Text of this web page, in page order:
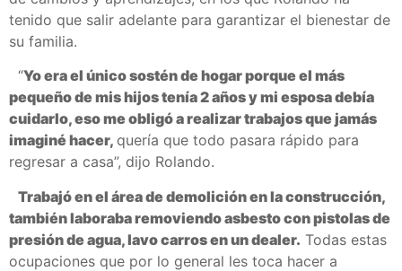
tenido que salir adelante para garantizar el bienestar de
su familia.
“Yo era el único sostén de hogar porque el más
pequeño de mis hijos tenía 2 años y mi esposa debía
cuidarlo, eso me obligó a realizar trabajos que jamás
imaginé hacer, quería que todo pasara rápido para
regresar a casa”, dijo Rolando.
Trabajó en el área de demolición en la construcción,
también laboraba removiendo asbesto con pistolas de
presión de agua, lavo carros en un dealer. Todas estas
ocupaciones que por lo general les toca hacer a